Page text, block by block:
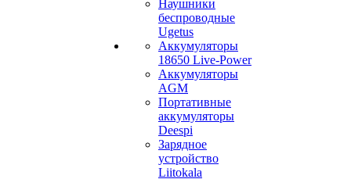
Наушники
беспроводные
Ugetus
Аккумуляторы
18650 Live-Power
Аккумуляторы
АGM
Портативные
аккумуляторы
Deespi
Зарядное
устройство
Liitokala